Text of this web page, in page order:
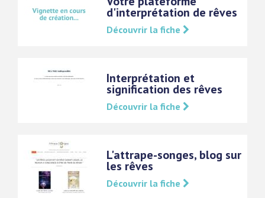
d'interprétation de rêves
Découvrir la fiche
Interprétation et
signification des rêves
Découvrir la fiche
L'attrape-songes, blog sur
les rêves
Découvrir la fiche